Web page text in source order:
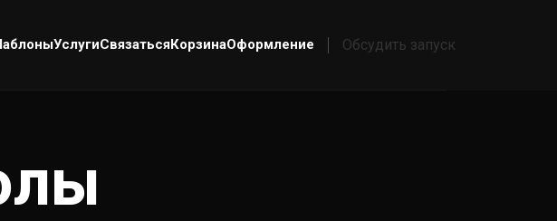
УслугиСвязатьсяКорзинаОформление Обсудить запуск